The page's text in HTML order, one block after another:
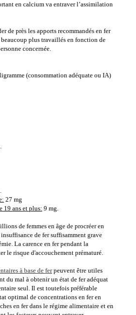
en calcium va entraver l’assimilation
de près les apports recommandés en fer
plus travaillés en fonction de
concernée.
(consommation adéquate ou IA)
27 mg
19 ans et plus: 9 mg.
de femmes en âge de procréer en
de fer suffisamment grave
La carence en fer pendant la
le risque d'accouchement prématuré.
à base de ferpeuvent être utiles
du mal à obtenir un état de fer adéquat
seul. Il est toutefois préférable
optimal de concentrations en fer en
en fer dans le régime alimentaire et en